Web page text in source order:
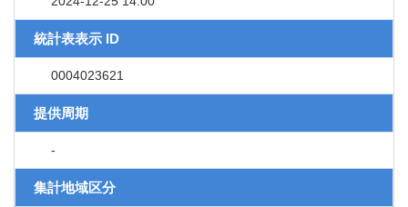
統計表表示 ID
0004023621
提供周期
-
集計地域区分